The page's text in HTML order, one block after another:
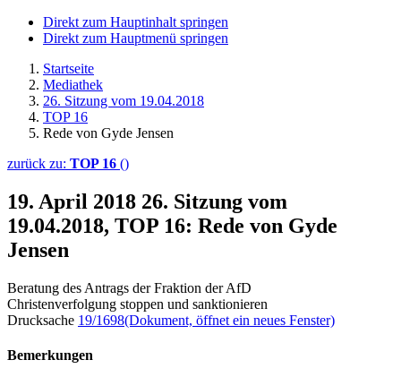
Direkt zum Hauptinhalt springen
Direkt zum Hauptmenü springen
Startseite
Mediathek
26. Sitzung vom 19.04.2018
TOP 16
Rede von Gyde Jensen
zurück zu: TOP 16 ()
19. April 2018 26. Sitzung vom
19.04.2018, TOP 16: Rede von Gyde
Jensen
Beratung des Antrags der Fraktion der AfD
Christenverfolgung stoppen und sanktionieren
Drucksache 19/1698(Dokument, öffnet ein neues Fenster)
Bemerkungen